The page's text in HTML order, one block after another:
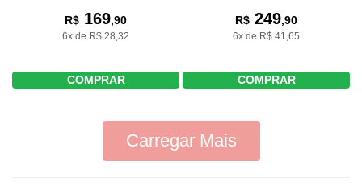
R$ 169,90
6x de R$ 28,32
COMPRAR
R$ 249,90
6x de R$ 41,65
COMPRAR
Carregar Mais